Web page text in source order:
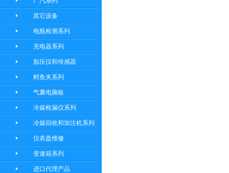
其它设备
电瓶检测系列
充电器系列
胎压仪和传感器
鳄鱼夹系列
气囊电脑板
冷媒检漏仪系列
冷媒回收和加注机系列
仪表盘维修
变速箱系列
进口代理产品